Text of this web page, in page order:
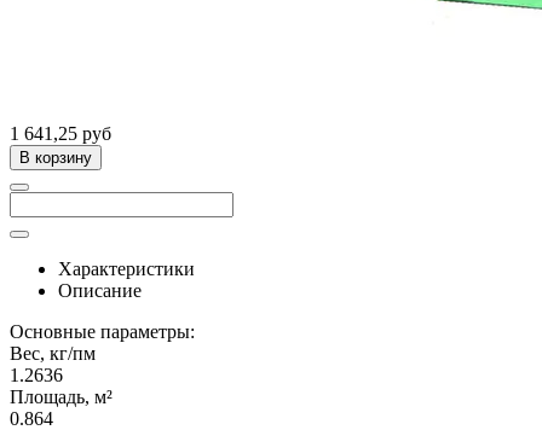
1 641,25 руб
В корзину
Характеристики
Описание
Основные параметры:
Вес, кг/пм
1.2636
Площадь, м²
0.864